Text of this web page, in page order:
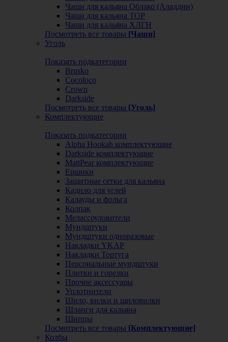
Чаши для кальяна Облако (Аладдин)
Чаши для кальяна ТОР
Чаши для кальяна ХЛГН
Посмотреть все товары [Чаши]
Уголь
Показать подкатегории
Brusko
Cocoloco
Crown
Darkside
Посмотреть все товары [Уголь]
Комплектующие
Показать подкатегории
Alpha Hookah комплектующие
Darkside комплектующие
MattPear комплектующие
Ершики
Защитные сетки для кальяна
Кадило для углей
Калауды и фольга
Колпак
Мелассоуловители
Мундштуки
Мундштуки одноразовые
Накладки YKAP
Накладки Тортуга
Персональные мундштуки
Плитки и горелки
Прочие аксессуары
Уплотнители
Шило, вилки и шиловилки
Шланги для кальяна
Щипцы
Посмотреть все товары [Комплектующие]
Колбы